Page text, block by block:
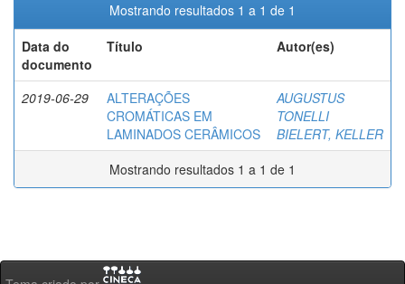
Mostrando resultados 1 a 1 de 1
Data do
documento
Título Autor(es)
2019-06-29
ALTERAÇÕES
CROMÁTICAS EM
LAMINADOS CERÂMICOS
AUGUSTUS
TONELLI
BIELERT, KELLER
Mostrando resultados 1 a 1 de 1